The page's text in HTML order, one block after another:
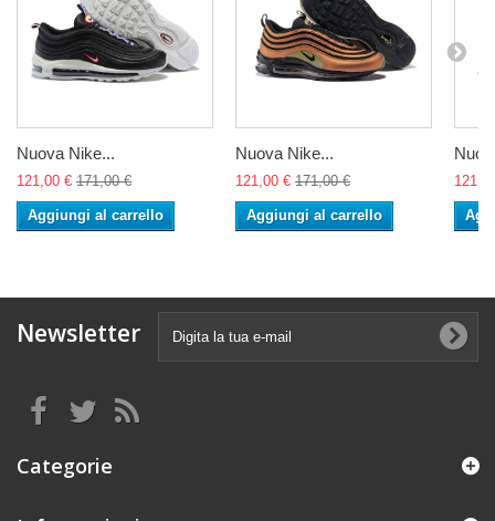
Nuova Nike...
121,00 € 171,00 €
Aggiungi al carrello
Nuova Nike...
121,00 € 171,00 €
Aggiungi al carrello
Newsletter
Categorie